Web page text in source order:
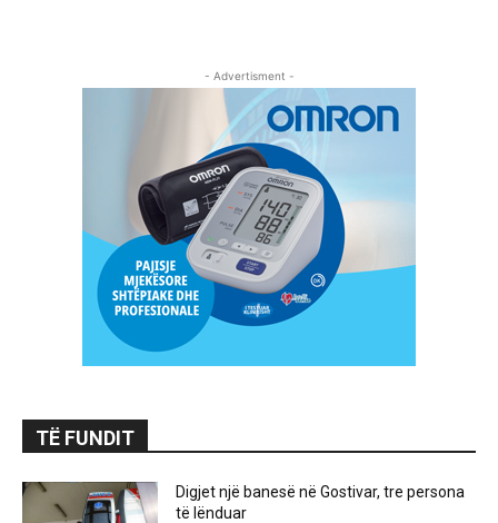
- Advertisment -
TË FUNDIT
Digjet një banesë në Gostivar, tre persona
të lënduar